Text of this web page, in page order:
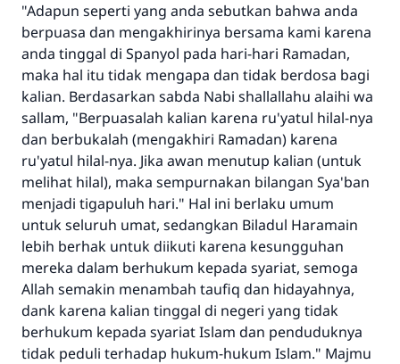
"Adapun seperti yang anda sebutkan bahwa anda
berpuasa dan mengakhirinya bersama kami karena
anda tinggal di Spanyol pada hari-hari Ramadan,
maka hal itu tidak mengapa dan tidak berdosa bagi
kalian. Berdasarkan sabda Nabi shallallahu alaihi wa
sallam, "Berpuasalah kalian karena ru'yatul hilal-nya
dan berbukalah (mengakhiri Ramadan) karena
ru'yatul hilal-nya. Jika awan menutup kalian (untuk
melihat hilal), maka sempurnakan bilangan Sya'ban
menjadi tigapuluh hari." Hal ini berlaku umum
untuk seluruh umat, sedangkan Biladul Haramain
lebih berhak untuk diikuti karena kesungguhan
mereka dalam berhukum kepada syariat, semoga
Allah semakin menambah taufiq dan hidayahnya,
dank karena kalian tinggal di negeri yang tidak
berhukum kepada syariat Islam dan penduduknya
tidak peduli terhadap hukum-hukum Islam." Majmu
Rasulullah ﷺ bersabda
"Siapa yang menunjukkan suatu kebaikan,
meka dia akan mendapatkan pahala yang
sama dengan orang yang melakukannya"
MUSLIM, 1893
Saham